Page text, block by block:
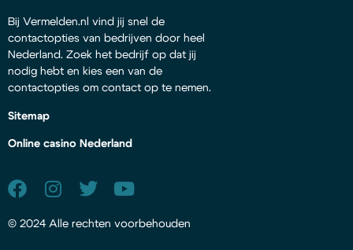
Bij Vermelden.nl vind jij snel de
contactopties van bedrijven door heel
Nederland. Zoek het bedrijf op dat jij
nodig hebt en kies een van de
contactopties om contact op te nemen.
Sitemap
Online casino Nederland
© 2024 Alle rechten voorbehouden